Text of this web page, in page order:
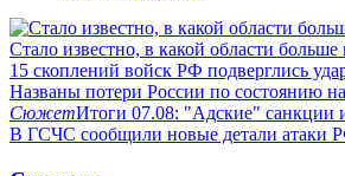
Стало известно, в какой области
15 скоплений войск РФ подверглись
Названы потери России по состоянию на
СюжетИтоги 07.08: "Адские" санкции
В ГСЧС сообщили новые детали атаки